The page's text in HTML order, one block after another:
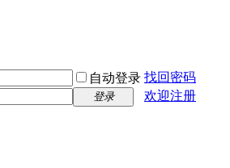
自动登录 找回密码
登录 欢迎注册